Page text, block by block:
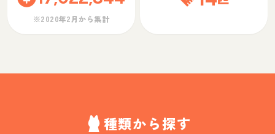
※2020年2月から集計
種類から探す